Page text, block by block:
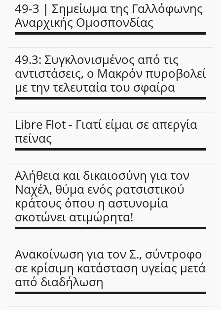
49-3 | Σημείωμα της Γαλλόφωνης
Αναρχικής Ομοσπονδίας
49.3: Συγκλονισμένος από τις
αντιστάσεις, ο Μακρόν πυροβολεί
με την τελευταία του σφαίρα
Libre Flot - Γιατί είμαι σε απεργία
πείνας
Αλήθεια και δικαιοσύνη για τον
Ναχέλ, θύμα ενός ρατσιστικού
κράτους όπου η αστυνομία
σκοτώνει ατιμώρητα!
Ανακοίνωση για τον Σ., σύντροφο
σε κρίσιμη κατάσταση υγείας μετά
από διαδήλωση